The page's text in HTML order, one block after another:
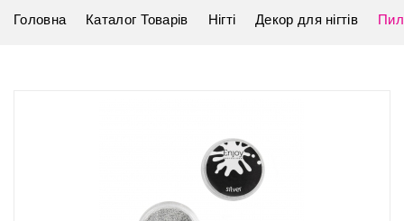
Головна Каталог Товарів Нігті Декор для нігтів